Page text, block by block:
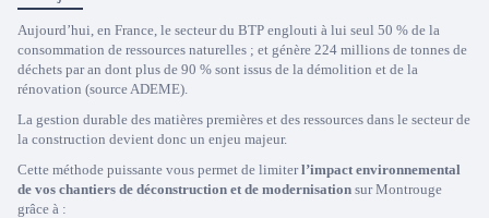
Aujourd’hui, en France, le secteur du BTP englouti à lui seul 50 % de la
consommation de ressources naturelles ; et génère 224 millions de tonnes de
déchets par an dont plus de 90 % sont issus de la démolition et de la
rénovation (source ADEME).
La gestion durable des matières premières et des ressources dans le secteur de
la construction devient donc un enjeu majeur.
Cette méthode puissante vous permet de limiterl’impact environnemental
de vos chantiers de déconstruction et de modernisation sur Montrouge
grâce à :